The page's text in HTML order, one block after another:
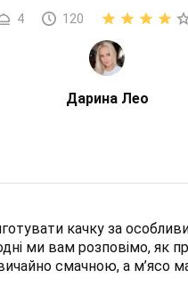
4 120
Дарина Лео
качку за
ми вам розповімо, як
смачною, а м’ясо